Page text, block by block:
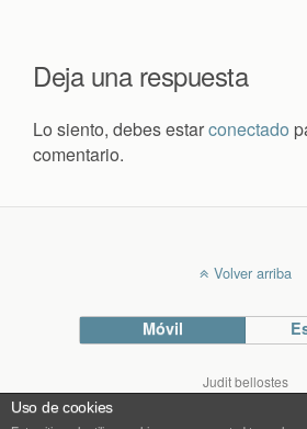
Deja una respuesta
Lo siento, debes estarconectado
comentario.
Volver arriba
Móvil
Judit bellostes
Blog de arquitectura
Uso de cookies